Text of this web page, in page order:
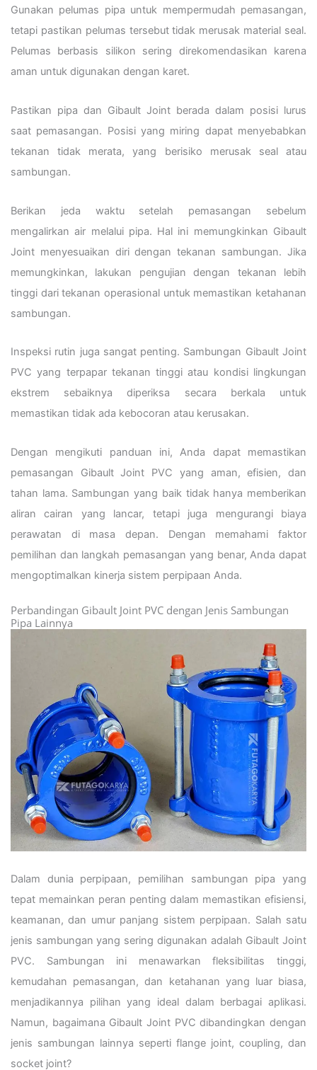
Gunakan pelumas pipa untuk mempermudah pemasangan,
tetapi pastikan pelumas tersebut tidak merusak material seal.
Pelumas berbasis silikon sering direkomendasikan karena
aman untuk digunakan dengan karet.
Pastikan pipa dan Gibault Joint berada dalam posisi lurus
saat pemasangan. Posisi yang miring dapat menyebabkan
tekanan tidak merata, yang berisiko merusak seal atau
sambungan.
Berikan jeda waktu setelah pemasangan sebelum
mengalirkan air melalui pipa. Hal ini memungkinkan Gibault
Joint menyesuaikan diri dengan tekanan sambungan. Jika
memungkinkan, lakukan pengujian dengan tekanan lebih
tinggi dari tekanan operasional untuk memastikan ketahanan
sambungan.
Inspeksi rutin juga sangat penting. Sambungan Gibault Joint
PVC yang terpapar tekanan tinggi atau kondisi lingkungan
ekstrem sebaiknya diperiksa secara berkala untuk
memastikan tidak ada kebocoran atau kerusakan.
Dengan mengikuti panduan ini, Anda dapat memastikan
pemasangan Gibault Joint PVC yang aman, efisien, dan
tahan lama. Sambungan yang baik tidak hanya memberikan
aliran cairan yang lancar, tetapi juga mengurangi biaya
perawatan di masa depan. Dengan memahami faktor
pemilihan dan langkah pemasangan yang benar, Anda dapat
mengoptimalkan kinerja sistem perpipaan Anda.
Perbandingan Gibault Joint PVC dengan Jenis Sambungan
Pipa Lainnya
Dalam dunia perpipaan, pemilihan sambungan pipa yang
tepat memainkan peran penting dalam memastikan efisiensi,
keamanan, dan umur panjang sistem perpipaan. Salah satu
jenis sambungan yang sering digunakan adalah Gibault Joint
PVC. Sambungan ini menawarkan fleksibilitas tinggi,
kemudahan pemasangan, dan ketahanan yang luar biasa,
menjadikannya pilihan yang ideal dalam berbagai aplikasi.
Namun, bagaimana Gibault Joint PVC dibandingkan dengan
jenis sambungan lainnya seperti flange joint, coupling, dan
socket joint?